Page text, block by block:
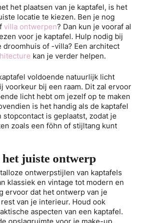
het plaatsen van je kaptafel, is het
locatie te kiezen. Ben je nog
villa ontwerpen? Dan kun je vooraf al
voor je kaptafel. Hulp nodig bij
droomhuis of -villa? Een architect
kan je verder helpen.
voldoende natuurlijk licht
voorkeur bij een raam. Dit zal ervoor
licht hebt om jezelf op te maken
is het handig als de kaptafel
stopcontact is geplaatst, zodat je
zoals een föhn of stijltang kunt
het juiste ontwerp
ontwerpstijlen van kaptafels
klassiek en vintage tot modern en
ervoor dat het ontwerp van je
van je interieur. Houd ook
aspecten van een kaptafel.